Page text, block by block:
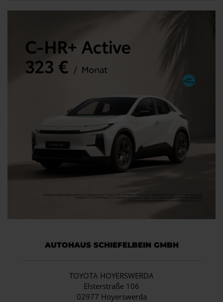
AUTOHAUS SCHIEFELBEIN GMBH
TOYOTA HOYERSWERDA
Elsterstraße 106
02977 Hoyerswerda